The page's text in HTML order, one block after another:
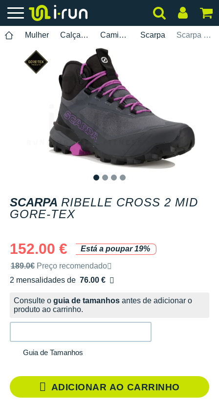
Mulher Calçados Caminhada Scarpa Scarpa Ribelle Cross 2 Mid Gore-Tex
SCARPA RIBELLE CROSS 2 MID
GORE-TEX
152.00 €
Está a poupar 19%
Preço de venda recomendado pela marca
189.0€ Preço recomendado
2 mensalidades de 76.00 €
sem custos
Consulte o guia de tamanhos antes de adicionar o
produto ao carrinho.
Guia de Tamanhos
ADICIONAR AO CARRINHO